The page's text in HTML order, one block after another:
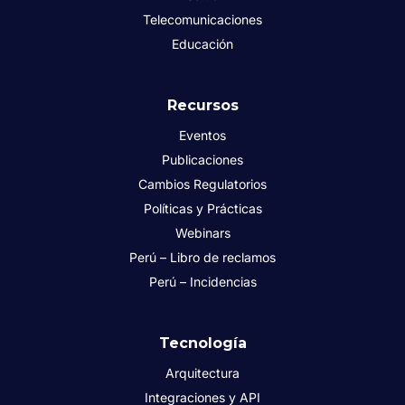
Telecomunicaciones
Educación
Recursos
Eventos
Publicaciones
Cambios Regulatorios
Políticas y Prácticas
Webinars
Perú – Libro de reclamos
Perú – Incidencias
Tecnología
Arquitectura
Integraciones y API